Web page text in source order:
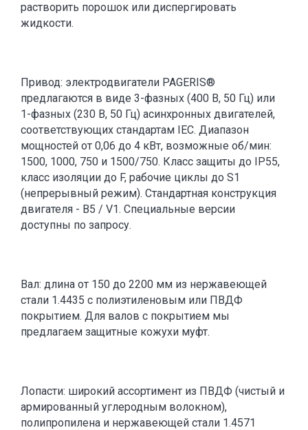
растворить порошок или диспергировать
жидкости.
Привод: электродвигатели PAGERIS®
предлагаются в виде 3-фазных (400 В, 50 Гц) или
1-фазных (230 В, 50 Гц) асинхронных двигателей,
соответствующих стандартам IEC. Диапазон
мощностей от 0,06 до 4 кВт, возможные об/мин:
1500, 1000, 750 и 1500/750. Класс защиты до IP55,
класс изоляции до F, рабочие циклы до S1
(непрерывный режим). Стандартная конструкция
двигателя - B5 / V1. Специальные версии
доступны по запросу.
Вал: длина от 150 до 2200 мм из нержавеющей
стали 1.4435 с полиэтиленовым или ПВДФ
покрытием. Для валов с покрытием мы
предлагаем защитные кожухи муфт.
Лопасти: широкий ассортимент из ПВДФ (чистый и
армированный углеродным волокном),
полипропилена и нержавеющей стали 1.4571